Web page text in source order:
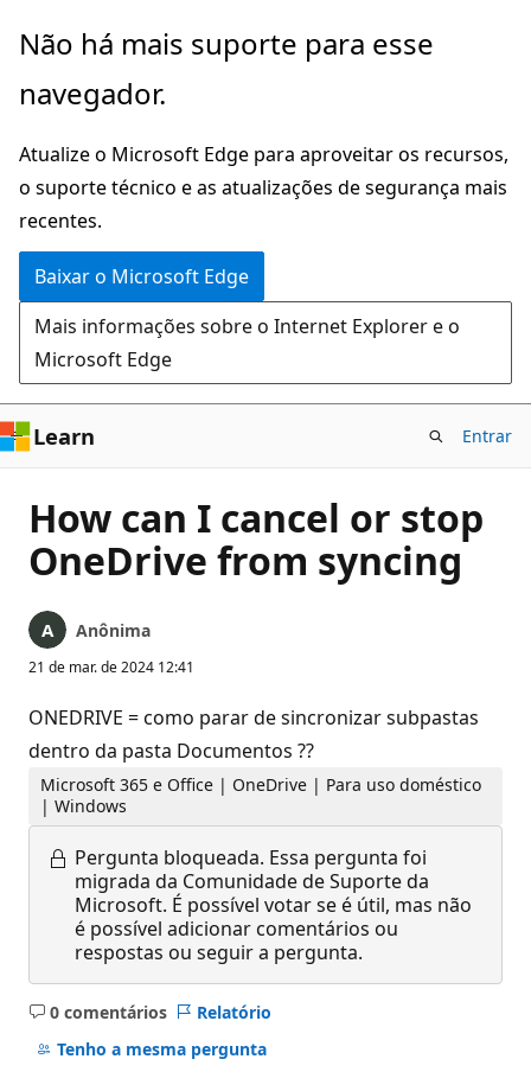
Pular
o
principal
Não há mais suporte para esse
navegador.
Atualize o Microsoft Edge para aproveitar os recursos,
o suporte técnico e as atualizações de segurança mais
recentes.
Baixar o Microsoft Edge
Mais informações sobre o Internet Explorer e o
Microsoft Edge
Learn Entrar
How can I cancel or stop
OneDrive from syncing
Anônima
21 de mar. de 2024 12:41
ONEDRIVE = como parar de sincronizar subpastas
dentro da pasta Documentos ??
Microsoft 365 e Office | OneDrive | Para uso doméstico
| Windows
Pergunta bloqueada. Essa pergunta foi
migrada da Comunidade de Suporte da
Microsoft. É possível votar se é útil, mas não
é possível adicionar comentários ou
respostas ou seguir a pergunta.
0 comentários
Sem
comentários
Relatório
Tenho a mesma pergunta